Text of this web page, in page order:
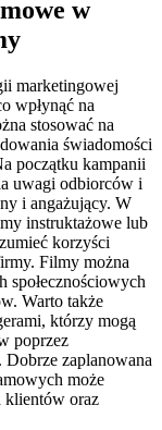
w
marketingowej
wpłynąć na
stosować na
świadomości
początku kampanii
uwagi odbiorców i
i angażujący. W
instruktażowe lub
korzyści
Filmy można
społecznościowych
Warto także
którzy mogą
poprzez
Dobrze zaplanowana
może
klientów oraz